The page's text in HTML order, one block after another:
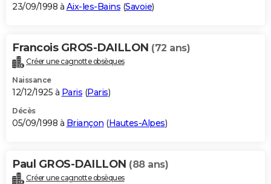
23/09/1998 à Aix-les-Bains (Savoie)
Francois GROS-DAILLON (72 ans)
Créer une cagnotte obsèques
Naissance
12/12/1925 à Paris (Paris)
Décès
05/09/1998 à Briançon (Hautes-Alpes)
Paul GROS-DAILLON (88 ans)
Créer une cagnotte obsèques